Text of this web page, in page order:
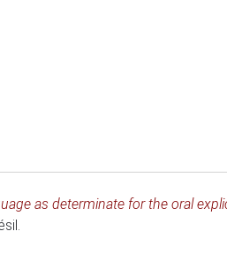
as determinate for the oral